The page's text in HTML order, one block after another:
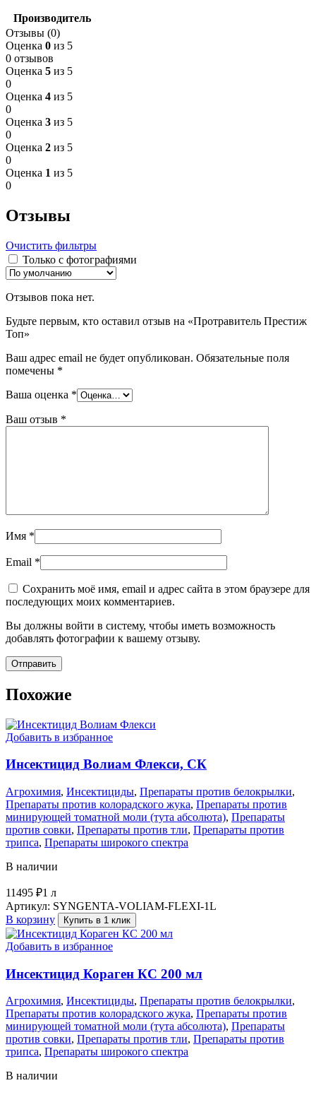
Производитель
Отзывы (0)
Оценка 0 из 5
0 отзывов
Оценка 5 из 5
0
Оценка 4 из 5
0
Оценка 3 из 5
0
Оценка 2 из 5
0
Оценка 1 из 5
0
Отзывы
Очистить фильтры
Только с фотографиями
Отзывов пока нет.
Будьте первым, кто оставил отзыв на «Протравитель Престиж
Топ»
Ваш адрес email не будет опубликован. Обязательные поля
помечены *
Ваша оценка *
Ваш отзыв *
Имя *
Email *
Сохранить моё имя, email и адрес сайта в этом браузере для
последующих моих комментариев.
Вы должны войти в систему, чтобы иметь возможность
добавлять фотографии к вашему отзыву.
Похожие
Добавить в избранное
Инсектицид Волиам Флекси, СК
Агрохимия, Инсектициды, Препараты против белокрылки,
Препараты против колорадского жука, Препараты против
минирующей томатной моли (тута абсолюта), Препараты
против совки, Препараты против тли, Препараты против
трипса, Препараты широкого спектра
В наличии
11495 ₽1 л
Артикул: SYNGENTA-VOLIAM-FLEXI-1L
В корзину
Купить в 1 клик
Добавить в избранное
Инсектицид Кораген КС 200 мл
Агрохимия, Инсектициды, Препараты против белокрылки,
Препараты против колорадского жука, Препараты против
минирующей томатной моли (тута абсолюта), Препараты
против совки, Препараты против тли, Препараты против
трипса, Препараты широкого спектра
В наличии